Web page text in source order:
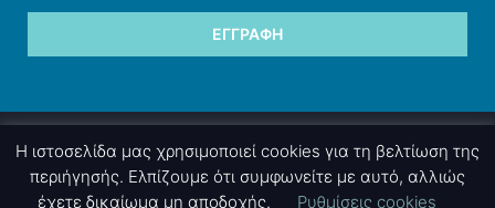
ΕΓΓΡΑΦΉ
Η ιστοσελίδα μας χρησιμοποιεί cookies για τη βελτίωση της
περιήγησής. Ελπίζουμε ότι συμφωνείτε με αυτό, αλλιώς
έχετε δικαίωμα μη αποδοχής.
Ρυθμίσεις cookies